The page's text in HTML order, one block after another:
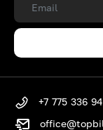
+7 775 336